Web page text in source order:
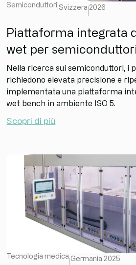
Semiconduttori Svizzera 2026
Piattaforma integrata
wet per semiconduttori
Nella ricerca sui semiconduttori, i
richiedono elevata precisione e
implementata una piattaforma
wet bench in ambiente ISO 5.
Scopri di più
Tecnologia medica Germania 2025